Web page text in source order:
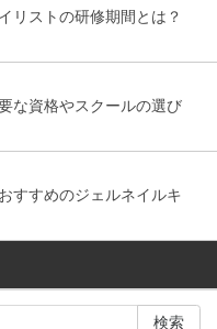
ン」
リストの研修期間とは？
な資格やスクールの選び
すすめのジェルネイルキ